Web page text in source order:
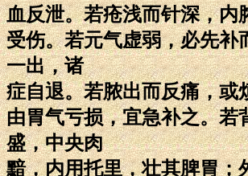
血反泄。若疮浅而针深，内
受伤。若元气虚弱，必先补
一出，诸
症自退。若脓出而反痛，或
由胃气亏损，宜急补之。若
盛，中央肉
黯，内用托里，壮其脾胃；